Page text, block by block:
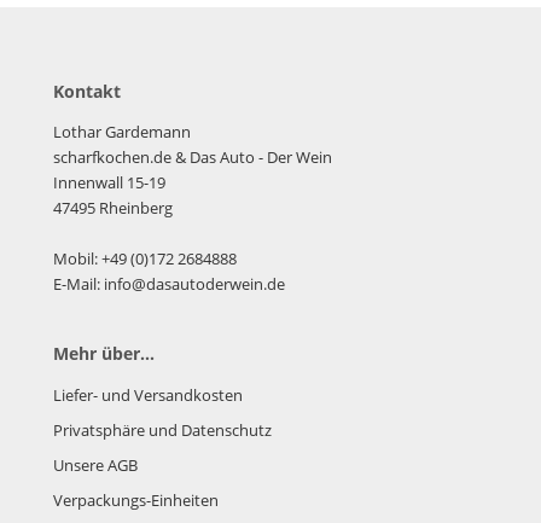
Kontakt
Lothar Gardemann
scharfkochen.de& Das Auto - Der Wein
Innenwall 15-19
47495 Rheinberg
Mobil: +49 (0)172 2684888
E-Mail: info@dasautoderwein.de
Mehr über...
Liefer- und Versandkosten
Privatsphäre und Datenschutz
Unsere AGB
Verpackungs-Einheiten